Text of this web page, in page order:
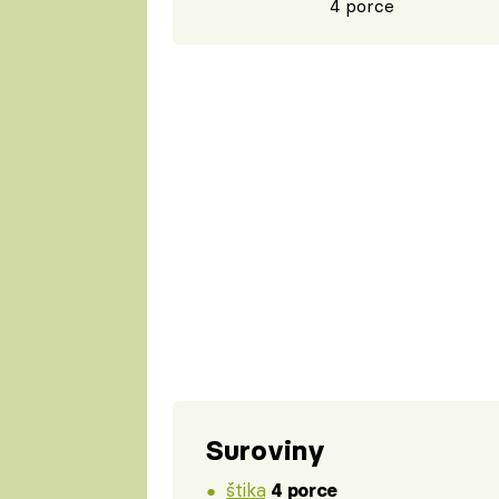
4 porce
Suroviny
štika 4 porce